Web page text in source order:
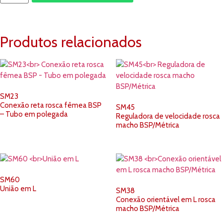
Produtos relacionados
SM23
Conexão reta rosca fêmea BSP
– Tubo em polegada
SM45
Reguladora de velocidade rosca
macho BSP/Métrica
SM60
União em L
SM38
Conexão orientável em L rosca
macho BSP/Métrica